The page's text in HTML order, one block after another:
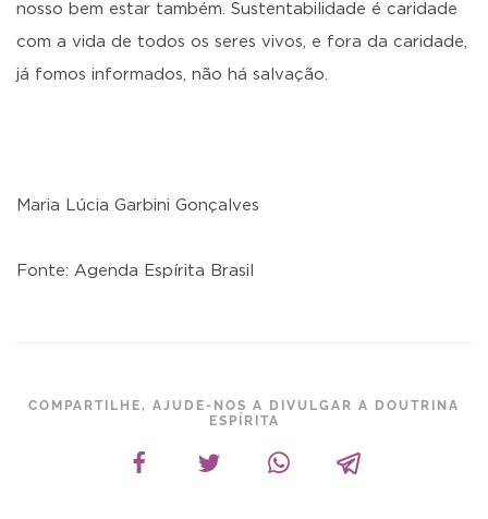
nosso bem estar também. Sustentabilidade é caridade
com a vida de todos os seres vivos, e fora da caridade,
já fomos informados, não há salvação.
Maria Lúcia Garbini Gonçalves
Fonte: Agenda Espírita Brasil
COMPARTILHE, AJUDE-NOS A DIVULGAR A DOUTRINA
ESPÍRITA